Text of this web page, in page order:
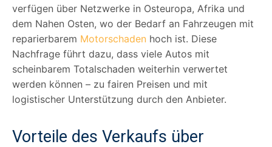
verfügen über Netzwerke in Osteuropa, Afrika und
dem Nahen Osten, wo der Bedarf an Fahrzeugen mit
reparierbarem Motorschaden hoch ist. Diese
Nachfrage führt dazu, dass viele Autos mit
scheinbarem Totalschaden weiterhin verwertet
werden können – zu fairen Preisen und mit
logistischer Unterstützung durch den Anbieter.
Vorteile des Verkaufs über